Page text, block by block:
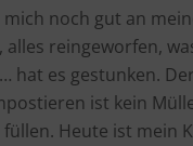
noch gut an
alles reingeworfen,
hat es gestunken.
ist kein
Heute ist mein